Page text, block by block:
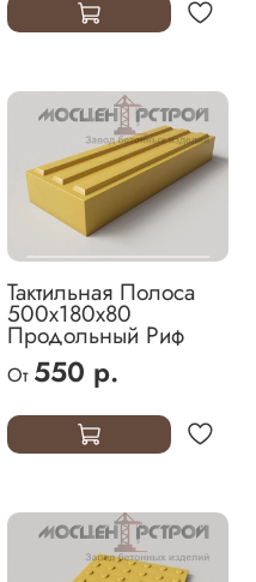
Тактильная Полоса
500х180х80
Продольный Риф
От 550 р.